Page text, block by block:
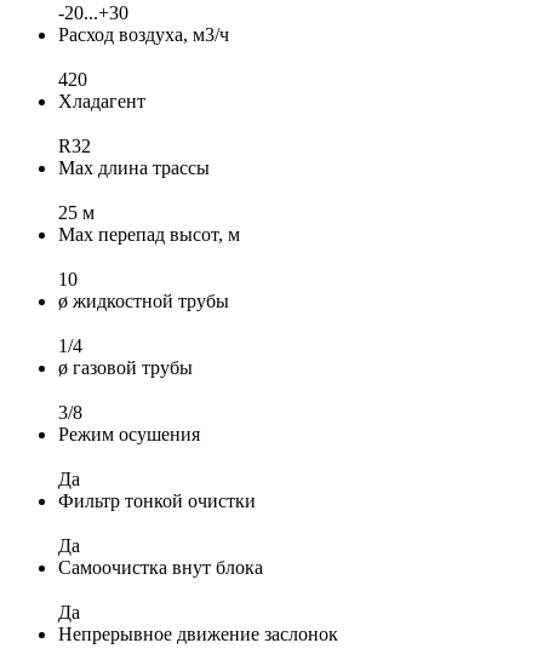
-20...+30
Расход воздуха, м3/ч
420
Хладагент
R32
Max длина трассы
25 м
Max перепад высот, м
10
ø жидкостной трубы
1/4
ø газовой трубы
3/8
Режим осушения
Да
Фильтр тонкой очистки
Да
Самоочистка внут блока
Да
Непрерывное движение заслонок